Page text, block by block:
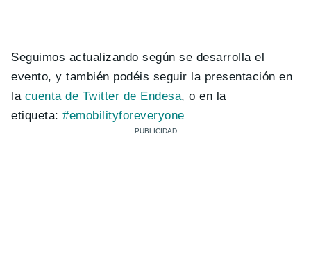
Seguimos actualizando según se desarrolla el
evento, y también podéis seguir la presentación en
la cuenta de Twitter de Endesa, o en la
etiqueta:#emobilityforeveryone